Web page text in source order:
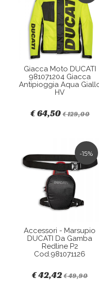
Giacca Moto DUCATI
981071204 Giacca
Antipioggia Aqua
HV
€ 64,50€ 129,00
-15%
Accessori - Marsupio
DUCATI Da Gamba
Redline P2
Cod.981071126
€ 42,42€ 49,90